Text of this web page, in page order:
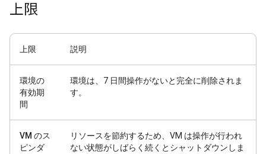
上限
上限 説明
環境の
有効期
間
環境は、7 日間操作がないと完全に削除されま
す。
VM のス
ピンダ
リソースを節約するため、VM は操作が行われ
ない状態がしばらく続くとシャットダウンしま